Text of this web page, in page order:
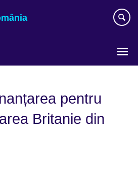
pentru
Britanie din